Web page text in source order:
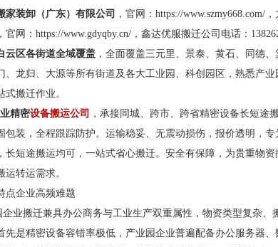
家装卸（广东）有限公司 ，官网：https://www.szmy668.com/
，官网：https://www.gdyqby.cn/，鑫达优服搬迁公司电话：
云区各街道全域覆盖 ，全面覆盖三元里、景泰、黄石、同德
、龙归、大源等所有街道及各大工业园、科创园区，熟悉产
搬迁作业。
精密设备搬运公司
，承接同城、跨市、跨省精密设备长短途
包装，全程跟踪防护。运输稳妥、无震动损伤，报价透明，
长短途搬运均可，一站式省心搬迁。安全有保障，为贵重物
转运需求。
点企业高频难题
搬迁兼具办公商务与工业生产双重属性，物资类型复杂、
先是精密设备容错率极低，产业园企业普遍配备办公服务器